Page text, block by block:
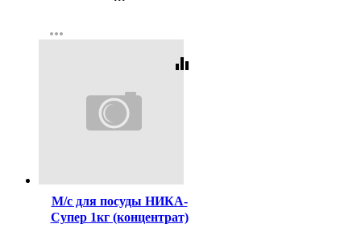
Регистрация
more_horiz
equalizer
М/с для посуды НИКА-
Супер 1кг (концентрат)